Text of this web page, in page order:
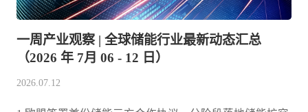
一周产业观察 | 全球储能行业最新动态汇总
（2026 年 7月 06 - 12 日）
2026.07.12